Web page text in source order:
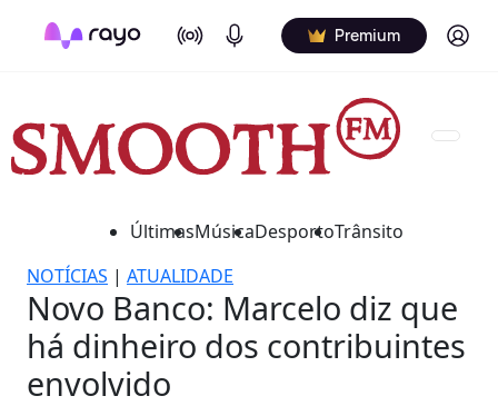
On Air Podcasts Premium Log in
ÚltimasMúsicaDesportoTrânsito
NOTÍCIAS | ATUALIDADE
Novo Banco: Marcelo diz que
há dinheiro dos contribuintes
envolvido